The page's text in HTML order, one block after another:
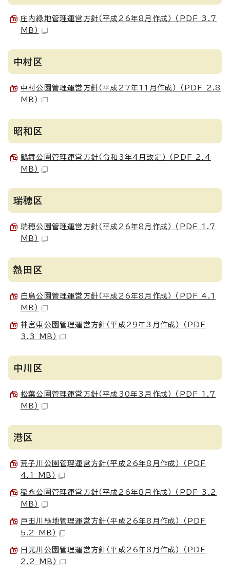
庄内緑地管理運営方針（平成26年8月作成） （PDF 3.7
MB）
中村区
中村公園管理運営方針（平成27年11月作成） （PDF 2.8
MB）
昭和区
鶴舞公園管理運営方針（令和3年4月改定） （PDF 2.4
MB）
瑞穂区
瑞穂公園管理運営方針（平成26年8月作成） （PDF 1.7
MB）
熱田区
白鳥公園管理運営方針（平成26年8月作成） （PDF 4.1
MB）
神宮東公園管理運営方針（平成29年3月作成） （PDF
3.3 MB）
中川区
松葉公園管理運営方針（平成30年3月作成） （PDF 1.7
MB）
港区
荒子川公園管理運営方針（平成26年8月作成） （PDF
4.1 MB）
稲永公園管理運営方針（平成26年8月作成） （PDF 3.2
MB）
戸田川緑地管理運営方針（平成26年8月作成） （PDF
5.2 MB）
日光川公園管理運営方針（平成26年8月作成） （PDF
2.2 MB）